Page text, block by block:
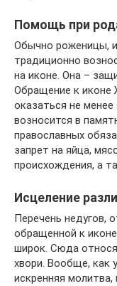
Помощь при
Обычно роженицы,
традиционно
на иконе. Она –
Обращение к
оказаться не
возносится в
православных
запрет на яйца,
происхождения, а
Исцеление
Перечень недугов,
обращенной к
широк. Сюда
хвори. Вообще, как
искренняя